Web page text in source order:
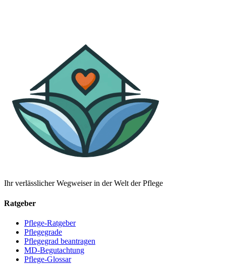
Ihr verlässlicher Wegweiser in der Welt der Pflege
Ratgeber
Pflege-Ratgeber
Pflegegrade
Pflegegrad beantragen
MD-Begutachtung
Pflege-Glossar